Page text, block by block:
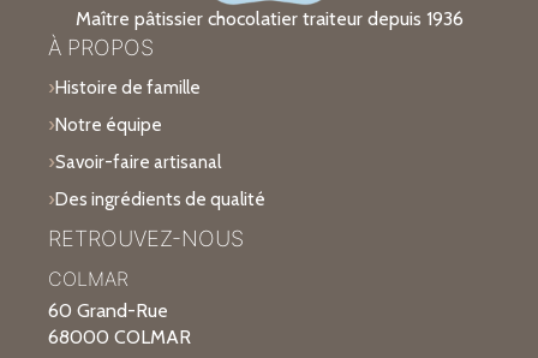
Maître pâtissier chocolatier traiteur depuis 1936
À PROPOS
Histoire de famille
Notre équipe
Savoir-faire artisanal
Des ingrédients de qualité
RETROUVEZ-NOUS
COLMAR
60 Grand-Rue
68000 COLMAR